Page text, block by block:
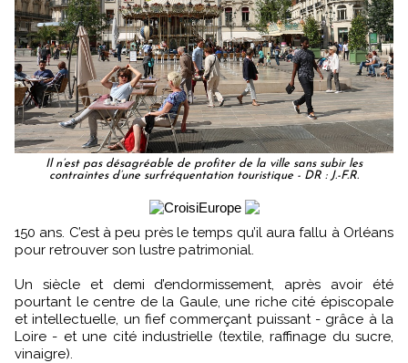
Il n’est pas désagréable de profiter de la ville sans subir les
contraintes d’une surfréquentation touristique - DR : J.-F.R.
150 ans. C’est à peu près le temps qu’il aura fallu à Orléans
pour retrouver son lustre patrimonial.
Un siècle et demi d’endormissement, après avoir été
pourtant le centre de la Gaule, une riche cité épiscopale
et intellectuelle, un fief commerçant puissant - grâce à la
Loire - et une cité industrielle (textile, raffinage du sucre,
vinaigre).